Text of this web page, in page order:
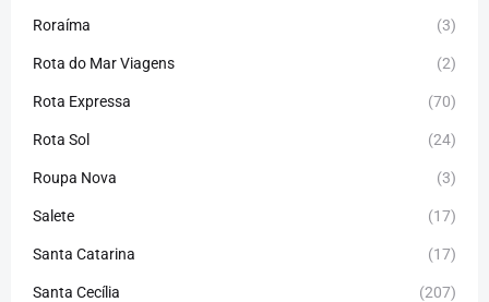
Roraíma (3)
Rota do Mar Viagens (2)
Rota Expressa (70)
Rota Sol (24)
Roupa Nova (3)
Salete (17)
Santa Catarina (17)
Santa Cecília (207)